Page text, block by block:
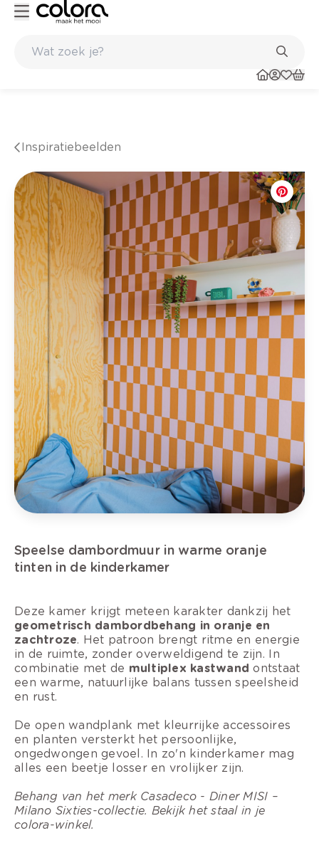
Inspiratiebeelden
Speelse dambordmuur in warme oranje
tinten in de kinderkamer
Deze kamer krijgt meteen karakter dankzij het
geometrisch dambordbehang in oranje en
zachtroze. Het patroon brengt ritme en energie
in de ruimte, zonder overweldigend te zijn. In
combinatie met de multiplex kastwand ontstaat
een warme, natuurlijke balans tussen speelsheid
en rust.
De open wandplank met kleurrijke accessoires
en planten versterkt het persoonlijke,
ongedwongen gevoel. In zo'n kinderkamer mag
alles een beetje losser en vrolijker zijn.
Behang van het merk Casadeco - Diner MISI –
Milano Sixties-collectie. Bekijk het staal in je
colora-winkel.